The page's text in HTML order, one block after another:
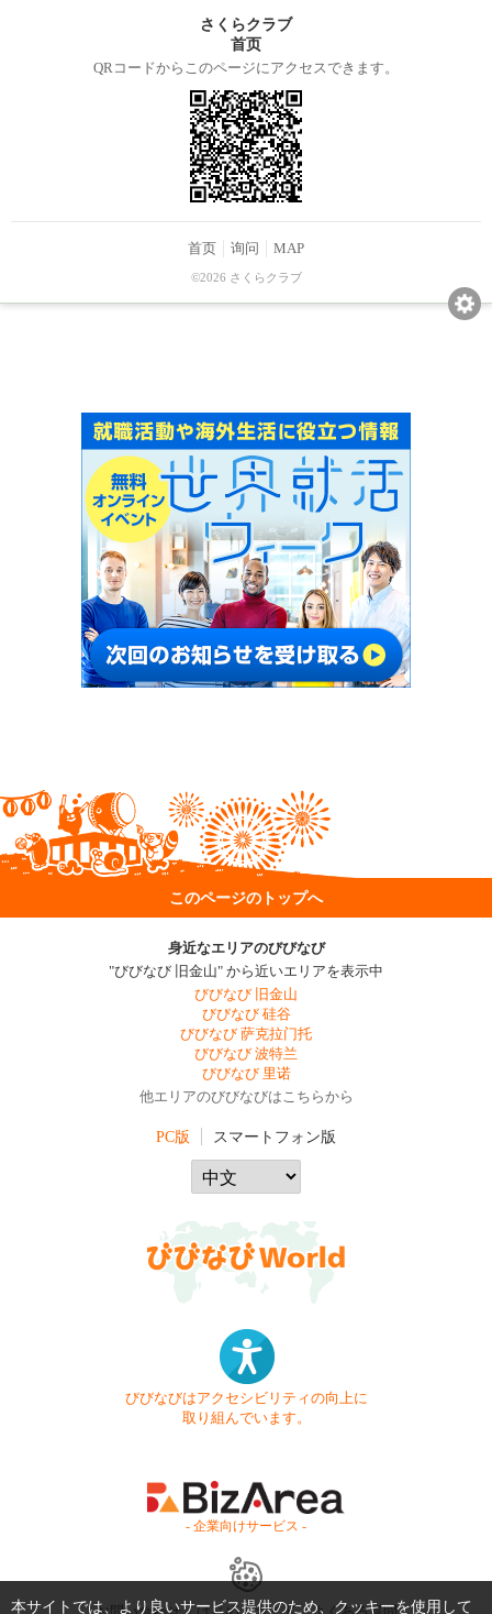
さくらクラブ
首页
QRコードからこのページにアクセスできます。
首页 询问 MAP
©2026 さくらクラブ
このページのトップへ
身近なエリアのびびなび
"びびなび 旧金山" から近いエリアを表示中
びびなび 旧金山
びびなび 硅谷
びびなび 萨克拉门托
びびなび 波特兰
びびなび 里诺
他エリアのびびなびはこちらから
PC版 スマートフォン版
びびなびはアクセシビリティの向上に
取り組んでいます。
- 企業向けサービス -
本サイトでは、より良いサービス提供のため、クッキーを使用して